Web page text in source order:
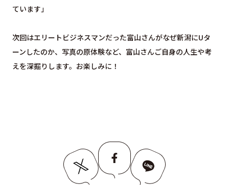
ています」
次回はエリートビジネスマンだった富山さんがなぜ新潟にUタ
ーンしたのか、写真の原体験など、富山さんご自身の人生や考
えを深掘りします。お楽しみに！